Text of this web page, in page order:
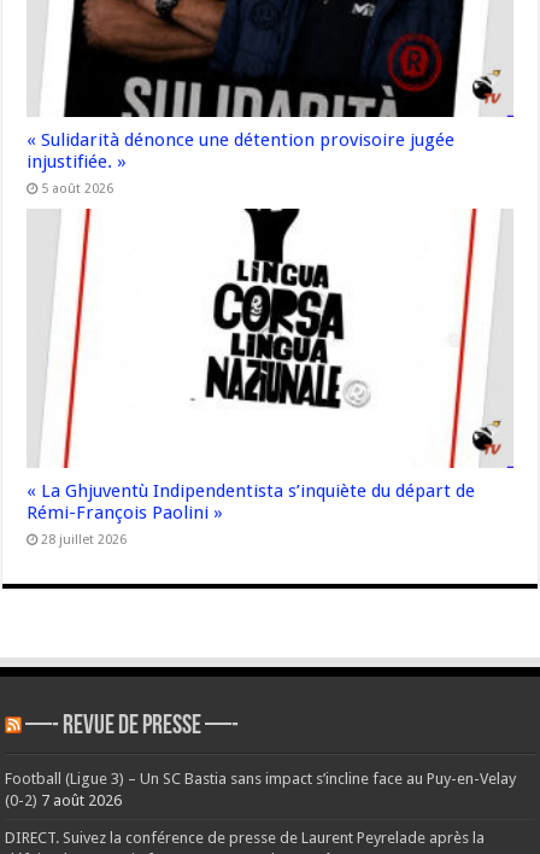
« Sulidarità dénonce une détention provisoire jugée
injustifiée. »
5 août 2026
« La Ghjuventù Indipendentista s’inquiète du départ de
Rémi-François Paolini »
28 juillet 2026
—- REVUE DE PRESSE —-
Football (Ligue 3) – Un SC Bastia sans impact s’incline face au Puy-en-Velay
(0-2) 7 août 2026
DIRECT. Suivez la conférence de presse de Laurent Peyrelade après la